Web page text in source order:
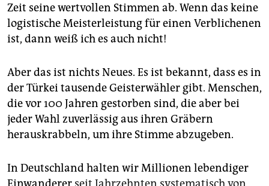
Zeit seine wertvollen Stimmen ab. Wenn das keine
logistische Meisterleistung für einen Verblichenen
ist, dann weiß ich es auch nicht!
Aber das ist nichts Neues. Es ist bekannt, dass es in
der Türkei tausende Geisterwähler gibt. Menschen,
die vor 100 Jahren gestorben sind, die aber bei
jeder Wahl zuverlässig aus ihren Gräbern
herauskrabbeln, um ihre Stimme abzugeben.
In Deutschland halten wir Millionen lebendiger